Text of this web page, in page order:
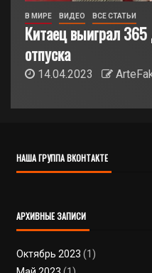
В МИРЕ ВИДЕО ВСЕ СТАТЬИ
Китаец выиграл 365
отпуска
14.04.2023
НАША ГРУППА ВКОНТАКТЕ
АРХИВНЫЕ ЗАПИСИ
Октябрь 2023 (1)